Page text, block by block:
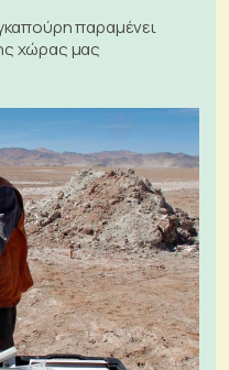
παραμένει
χώρας μας